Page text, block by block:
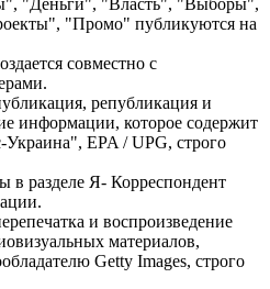
"Промо" публикуются на
совместно с
републикация и
информации, которое содержит
EPA / UPG, строго
в разделе Я- Корреспондент
и воспроизведение
материалов,
Getty Images, строго